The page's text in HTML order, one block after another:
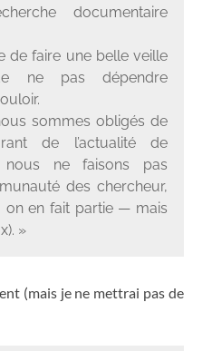
documentaire
de faire une belle veille
ne pas dépendre
sommes obligés de
de l’actualité de
nous ne faisons pas
des chercheur,
on en fait partie — mais
»
(mais je ne mettrai pas de